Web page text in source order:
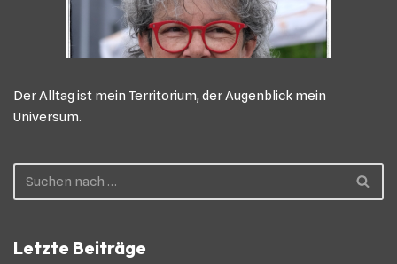
Der Alltag ist mein Territorium, der Augenblick mein
Universum.
Letzte Beiträge